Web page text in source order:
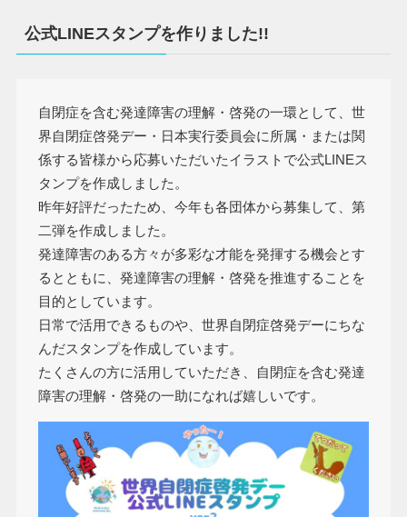
公式LINEスタンプを作りました!!
自閉症を含む発達障害の理解・啓発の一環として、世
界自閉症啓発デー・日本実行委員会に所属・または関
係する皆様から応募いただいたイラストで公式LINEス
タンプを作成しました。
昨年好評だったため、今年も各団体から募集して、第
二弾を作成しました。
発達障害のある方々が多彩な才能を発揮する機会とす
るとともに、発達障害の理解・啓発を推進することを
目的としています。
日常で活用できるものや、世界自閉症啓発デーにちな
んだスタンプを作成しています。
たくさんの方に活用していただき、自閉症を含む発達
障害の理解・啓発の一助になれば嬉しいです。